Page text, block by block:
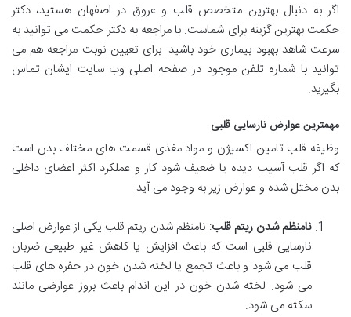
اگر به دنبال بهترین متخصص قلب و عروق در اصفهان هستید، دکتر
حکمت بهترین گزینه برای شماست. با مراجعه به دکتر حکمت می توانید به
سرعت شاهد بهبود بیماری خود باشید. برای تعیین نوبت مراجعه هم می
توانید با شماره تلفن موجود در صفحه اصلی وب سایت ایشان تماس
بگیرید.
مهمترین عوارض نارسایی قلبی
وظیفه قلب تامین اکسیژن و مواد مغذی قسمت های مختلف بدن است
که اگر قلب آسیب دیده یا ضعیف شود کار و عملکرد اکثر اعضای داخلی
بدن مختل شده و عوارض زیر به وجود می آید.
نامنظم شدن ریتم قلب: نامنظم شدن ریتم قلب یکی از عوارض اصلی
نارسایی قلبی است که باعث افزایش یا کاهش غیر طبیعی ضربان
قلب می شود و باعث تجمع یا لخته شدن خون در حفره های قلب
می شود. لخته شدن خون در این اندام باعث بروز عوارضی مانند
سکته می شود.